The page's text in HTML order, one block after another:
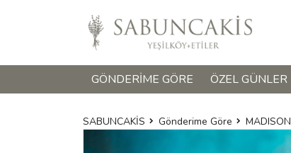
GÖNDERIME GÖRE ÖZEL GÜNLER
SABUNCAKİS Gönderime Göre MADISON